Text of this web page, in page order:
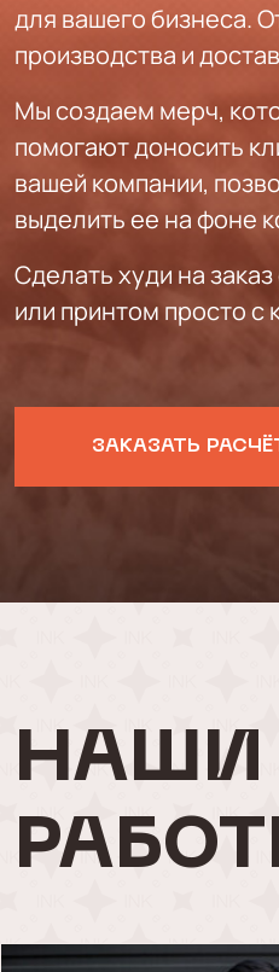
для вашего бизнеса.
производства и
Мы создаем мерч,
помогают доносить
вашей компании,
выделить ее на фоне
Сделать худи на
или принтом просто с
ЗАКАЗАТЬ
НАШИ